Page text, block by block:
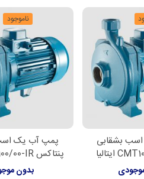
بشقابی
ناموجود
اطلاعات بیشتر
پمپ آب یک
پنتاکس CM100/00-IR ایرانی
بدون